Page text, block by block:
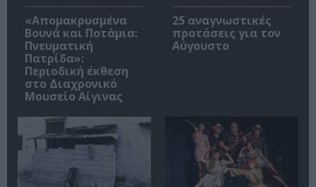
«Απομακρυσμένα
Βουνά και Ποτάμια:
Πνευματική
Πατρίδα»:
Περιοδική έκθεση
στο Διαχρονικό
Μουσείο Αίγινας
25 αναγνωστικές
προτάσεις για τον
Αύγουστο